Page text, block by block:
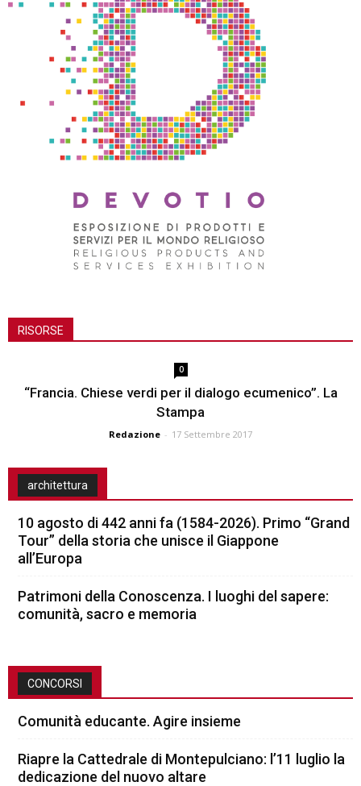
RISORSE
0
“Francia. Chiese verdi per il dialogo ecumenico”. La
Stampa
Redazione - 17 Settembre 2017
architettura
10 agosto di 442 anni fa (1584-2026). Primo “Grand
Tour” della storia che unisce il Giappone
all’Europa
Patrimoni della Conoscenza. I luoghi del sapere:
comunità, sacro e memoria
CONCORSI
Comunità educante. Agire insieme
Riapre la Cattedrale di Montepulciano: l’11 luglio la
dedicazione del nuovo altare